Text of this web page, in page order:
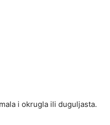
i okrugla ili duguljasta.